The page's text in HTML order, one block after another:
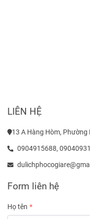
LIÊN HỆ
13 A Hàng Hòm, Phường
0904915688,
Form liên hệ
Họ tên